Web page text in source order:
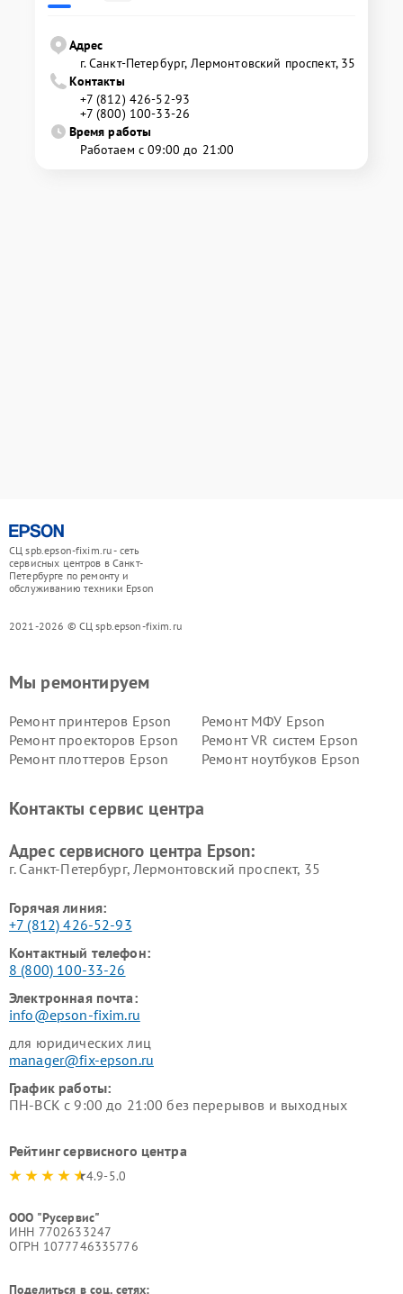
Адрес
г. Санкт-Петербург, Лермонтовский проспект, 35
Контакты
+7 (812) 426-52-93
+7 (800) 100-33-26
Время работы
Работаем с 09:00 до 21:00
СЦ spb.epson-fixim.ru - сеть
сервисных центров в Санкт-
Петербурге по ремонту и
обслуживанию техники Epson
2021-2026 © СЦ spb.epson-fixim.ru
Мы ремонтируем
Ремонт принтеров Epson
Ремонт МФУ Epson
Ремонт проекторов Epson
Ремонт VR систем Epson
Ремонт плоттеров Epson
Ремонт ноутбуков Epson
Контакты сервис центра
Адрес сервисного центра Epson:
г. Санкт-Петербург, Лермонтовский проспект, 35
Горячая линия:
+7 (812) 426-52-93
Контактный телефон:
8 (800) 100-33-26
Электронная почта:
info@epson-fixim.ru
для юридических лиц
manager@fix-epson.ru
График работы:
ПН-ВСК с 9:00 до 21:00 без перерывов и выходных
Рейтинг сервисного центра
4.9-5.0
ООО "Русервис"
ИНН 7702633247
ОГРН 1077746335776
Поделиться в соц. сетях: